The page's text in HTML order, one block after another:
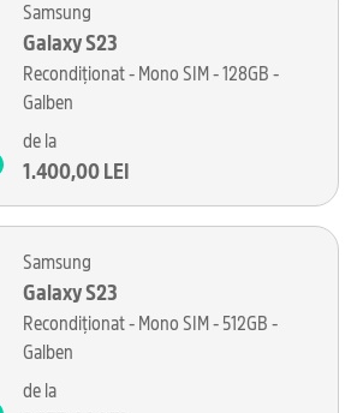
Samsung
Galaxy S23
Recondiționat - Mono SIM - 128GB -
Galben
de la
1.400,00 LEI
Samsung
Galaxy S23
Recondiționat - Mono SIM - 512GB -
Galben
de la